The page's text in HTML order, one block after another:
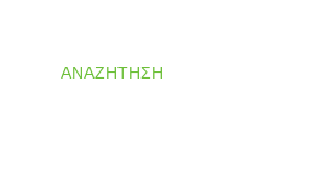
ΑΝΑΖΉΤΗΣΗ